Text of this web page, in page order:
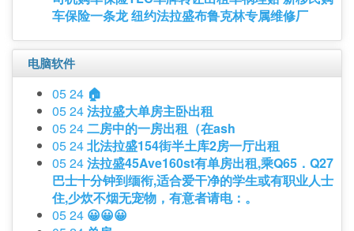
车保险一条龙 纽约法拉盛布鲁克林专属维修厂
电脑软件
05 24 🏠
05 24法拉盛大单房主卧出租
05 24二房中的一房出租（在ash
05 24北法拉盛154街半土库2房一厅出租
05 24法拉盛45Ave160st有单房出租,乘Q65．Q27
巴士十分钟到缅衔,适合爱干净的学生或有职业人士
住,少炊不烟无宠物，有意者请电：。
05 24 😀😀😀